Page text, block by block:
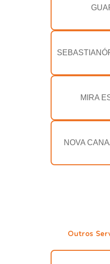
MIRA
NOVA
Outros